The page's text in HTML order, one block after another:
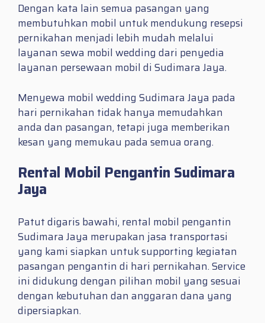
Dengan kata lain semua pasangan yang
membutuhkan mobil untuk mendukung resepsi
pernikahan menjadi lebih mudah melalui
layanan sewa mobil wedding dari penyedia
layanan persewaan mobil di Sudimara Jaya.
Menyewa mobil wedding Sudimara Jaya pada
hari pernikahan tidak hanya memudahkan
anda dan pasangan, tetapi juga memberikan
kesan yang memukau pada semua orang.
Rental Mobil Pengantin Sudimara
Jaya
Patut digaris bawahi, rental mobil pengantin
Sudimara Jaya merupakan jasa transportasi
yang kami siapkan untuk supporting kegiatan
pasangan pengantin di hari pernikahan. Service
ini didukung dengan pilihan mobil yang sesuai
dengan kebutuhan dan anggaran dana yang
dipersiapkan.